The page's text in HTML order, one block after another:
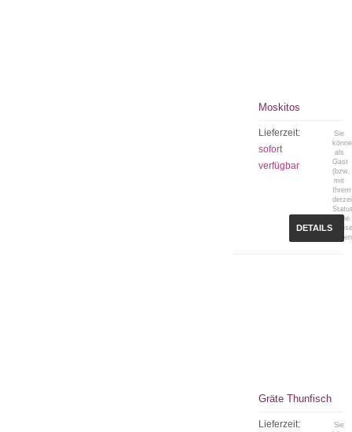
Moskitos
Lieferzeit:
sofort
verfügbar
Sie
als
Gast
(bzw.
mit
Ihrem
keine
DETAILS
Gräte Thunfisch
Lieferzeit:
Sie